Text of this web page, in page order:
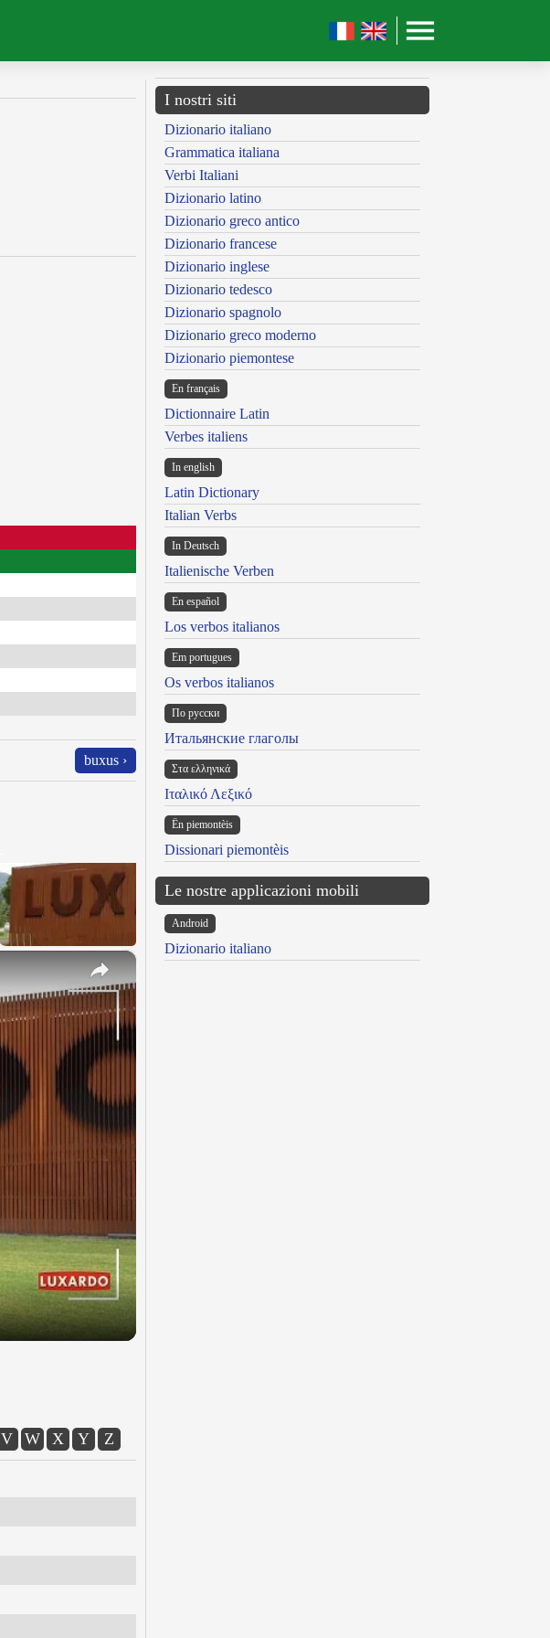
buxus ›
×
V W X Y Z
I nostri siti
Dizionario italiano
Grammatica italiana
Verbi Italiani
Dizionario latino
Dizionario greco antico
Dizionario francese
Dizionario inglese
Dizionario tedesco
Dizionario spagnolo
Dizionario greco moderno
Dizionario piemontese
En français
Dictionnaire Latin
Verbes italiens
In english
Latin Dictionary
Italian Verbs
In Deutsch
Italienische Verben
En español
Los verbos italianos
Em portugues
Os verbos italianos
По русски
Итальянские глаголы
Στα ελληνικά
Ιταλικό Λεξικό
Ën piemontèis
Dissionari piemontèis
Le nostre applicazioni mobili
Android
Dizionario italiano